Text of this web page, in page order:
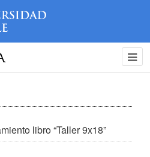
libro “Taller 9x18”